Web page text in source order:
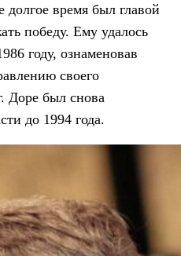
время был главой
победу. Ему удалось
году, ознаменовав
своего
Доре был снова
до 1994 года.